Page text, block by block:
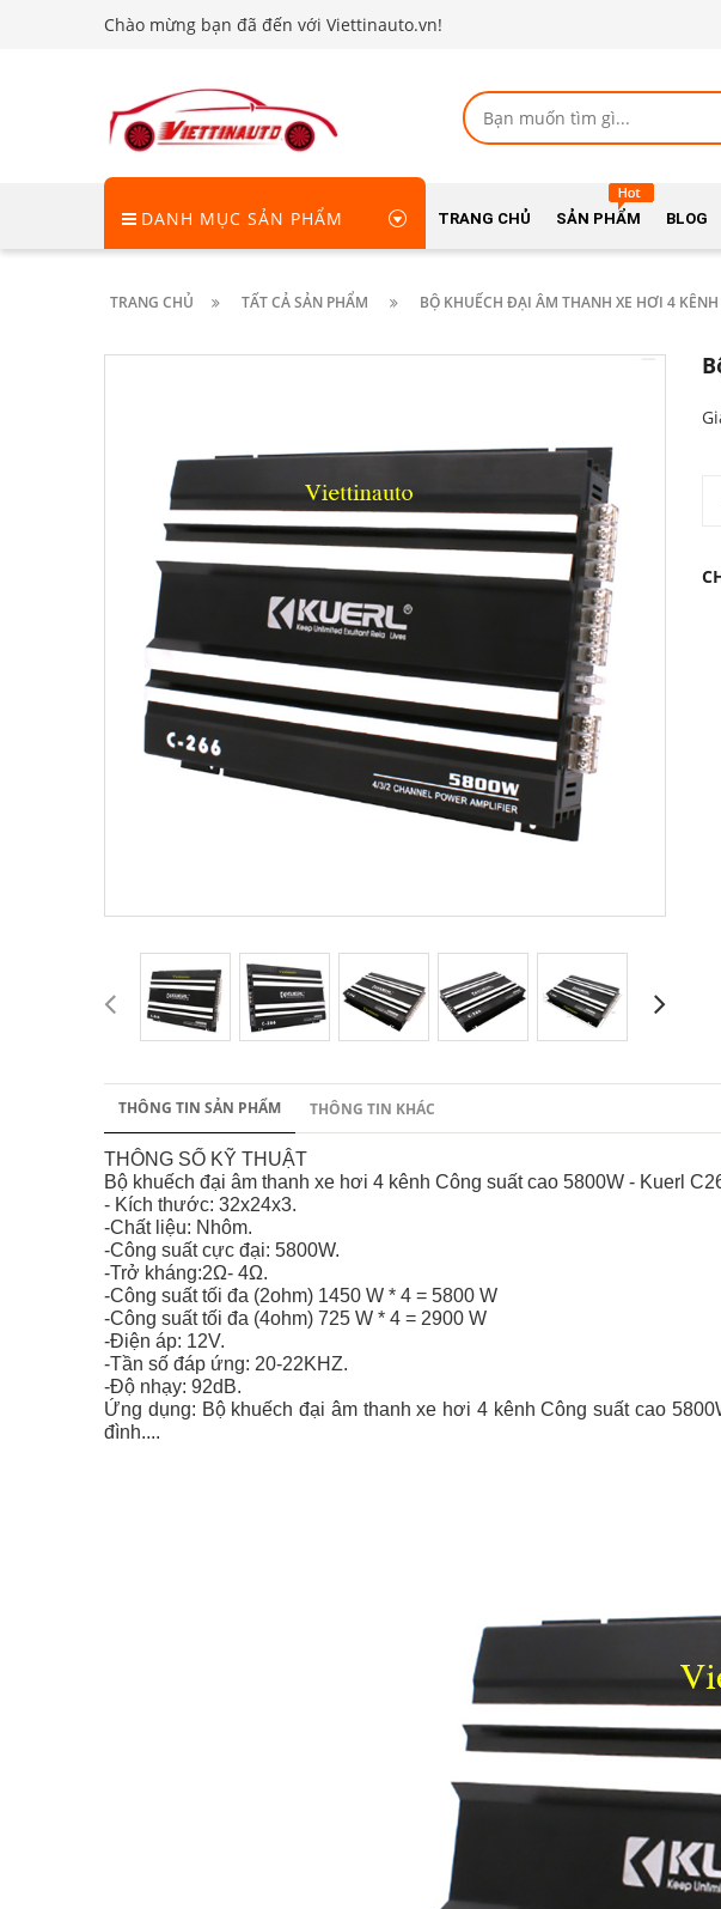
Chào mừng bạn đã đến với Viettinauto.vn!
DANH MỤC SẢN PHẨM TRANG CHỦ SẢN PHẨM BLOG
TRANG CHỦ TẤT CẢ SẢN PHẨM BỘ KHUẾCH ĐẠI ÂM THANH XE HƠI 4
THÔNG TIN SẢN PHẨM THÔNG TIN KHÁC
THÔNG SỐ KỸ THUẬT
Bộ khuếch đại âm thanh xe hơi 4 kênh Công suất cao 5800W - Kuerl
- Kích thước: 32x24x3.
-Chất liệu: Nhôm.
-Công suất cực đại: 5800W.
-Trở kháng:2Ω- 4Ω.
-Công suất tối đa (2ohm) 1450 W * 4 = 5800 W
-Công suất tối đa (4ohm) 725 W * 4 = 2900 W
-Điện áp: 12V.
-Tần số đáp ứng: 20-22KHZ.
-Độ nhạy: 92dB.
Ứng dụng: Bộ khuếch đại âm thanh xe hơi 4 kênh Công suất cao
đình....